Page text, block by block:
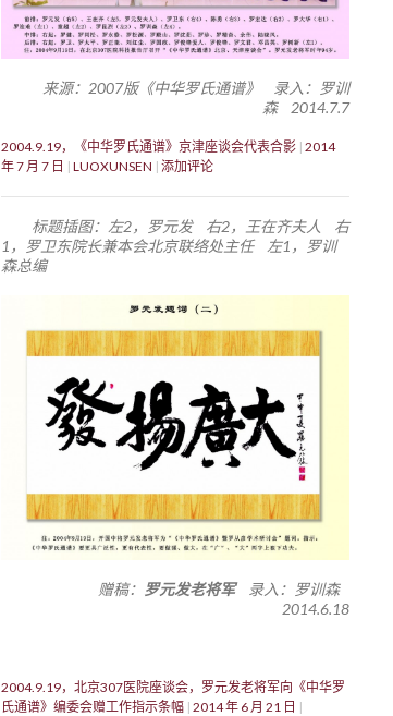
来源：2007版《中华罗氏通谱》 录入：罗训
森 2014.7.7
2004.9.19，《中华罗氏通谱》京津座谈会代表合影 2014
年 7 月 7 日
LUOXUNSEN 添加评论
标题插图：左2，罗元发 右2，王在齐夫人 右
1，罗卫东院长兼本会北京联络处主任 左1，罗训
森总编
赠稿： 罗元发老将军录入：罗训森
2014.6.18
2004.9.19，北京307医院座谈会，罗元发老将军向《中华罗
氏通谱》编委会赠工作指示条幅 2014 年 6 月 21 日